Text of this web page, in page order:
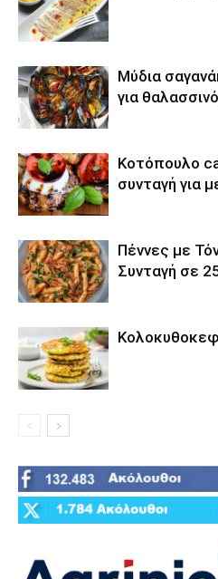
Μύδια
για
Κοτόπουλο
συνταγή για
Πέννες με
Συνταγή σε